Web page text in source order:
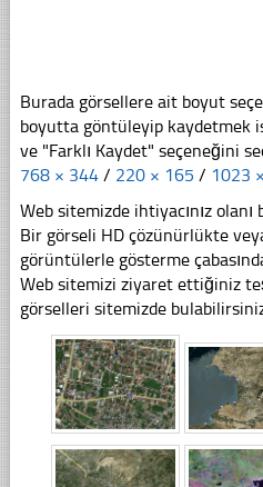
Burada görsellere ait boyut
boyutta göntüleyip kaydetmek
ve "Farklı Kaydet" seçeneğini
768 × 344 / 220 × 165 / 1023
Web sitemizde ihtiyacınız
Bir görseli HD çözünürlükte
görüntülerle gösterme
Web sitemizi ziyaret ettiğiniz
görselleri sitemizde